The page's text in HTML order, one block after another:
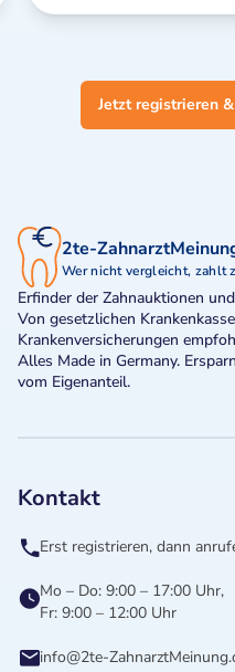
Jetzt registrieren
2te-
Wer nicht vergleicht, zahlt
Erfinder der Zahnauktionen
Von gesetzlichen
Krankenversicherungen
Alles Made in Germany.
vom Eigenanteil.
Kontakt
Erst registrieren, dann
Mo – Do: 9:00 – 17:00 Uhr,
Fr: 9:00 – 12:00 Uhr
info@2te-